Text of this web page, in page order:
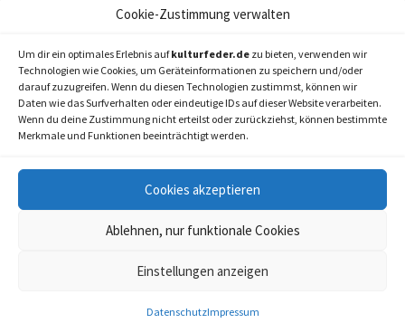
Cookie-Zustimmung verwalten
Um dir ein optimales Erlebnis aufkulturfeder.de zu bieten, verwenden wir
Technologien wie Cookies, um Geräteinformationen zu speichern und/oder
darauf zuzugreifen. Wenn du diesen Technologien zustimmst, können wir
Daten wie das Surfverhalten oder eindeutige IDs auf dieser Website verarbeiten.
Wenn du deine Zustimmung nicht erteilst oder zurückziehst, können bestimmte
Merkmale und Funktionen beeinträchtigt werden.
Cookies akzeptieren
Ablehnen, nur funktionale Cookies
Einstellungen anzeigen
DatenschutzImpressum
kulturfeder.de –
Musical, Oper und mehr